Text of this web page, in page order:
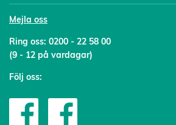
Mejla oss
Ring oss: 0200 - 22 58 00
(9 - 12 på vardagar)
Följ oss: